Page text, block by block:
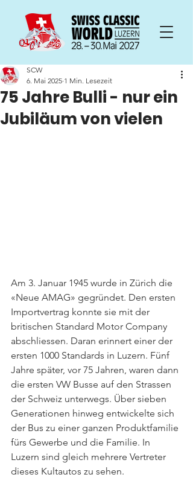
75 Jahre Bulli - nur ein
Jubiläum von vielen
SCW
6. Mai 2025 1 Min. Lesezeit
Am 3. Januar 1945 wurde in Zürich die
«Neue AMAG» gegründet. Den ersten
Importvertrag konnte sie mit der
britischen Standard Motor Company
abschliessen. Daran erinnert einer der
ersten 1000 Standards in Luzern. Fünf
Jahre später, vor 75 Jahren, waren dann
die ersten VW Busse auf den Strassen
der Schweiz unterwegs. Über sieben
Generationen hinweg entwickelte sich
der Bus zu einer ganzen Produktfamilie
fürs Gewerbe und die Familie. In
Luzern sind gleich mehrere Vertreter
dieses Kultautos zu sehen.